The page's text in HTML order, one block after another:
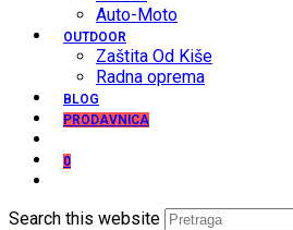
Auto-Moto
OUTDOOR
Zaštita Od Kiše
Radna oprema
BLOG
PRODAVNICA
0
Search this website